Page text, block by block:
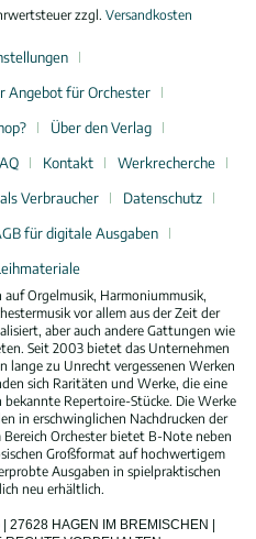
zzgl. Versandkosten
Angebot für Orchester
Über den Verlag
Kontakt
Werkrecherche
Verbraucher
Datenschutz
für digitale Ausgaben
Orgelmusik, Harmoniummusik,
vor allem aus der Zeit der
aber auch andere Gattungen wie
Seit 2003 bietet das Unternehmen
lange zu Unrecht vergessenen Werken
sich Raritäten und Werke, die eine
Repertoire-Stücke. Die Werke
in erschwinglichen Nachdrucken der
Orchester bietet B-Note neben
Großformat auf hochwertigem
Ausgaben in spielpraktischen
neu erhältlich.
HAGEN IM BREMISCHEN |